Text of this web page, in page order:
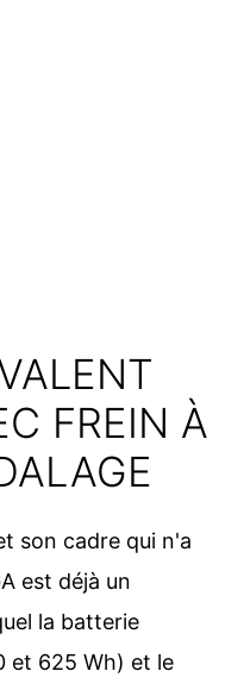
FREIN À
son cadre qui n'a
est déjà un
la batterie
et 625 Wh) et le